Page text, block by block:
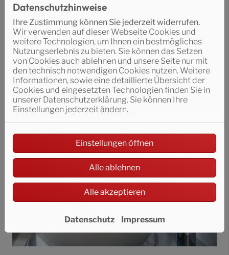
protectPLUS. Das Design spiegelt das fließende
Wasser wider, erinnert an ausgewaschene Steine an
Gebirgsbächen und überzeugt mit einer
Formensprache, die es so noch nie gegeben hat.
Viele Produkte der Designlinie VIGOUR vogue sind aus
hochwertigem Mineralguss gefertigt. Ein Werkstoff,
der nicht nur einzigartige Formenvielfalt verspricht,
sondern auch mit besonders pflegeleichten
Eigenschaften überzeugt.
Datenschutzhinweise
Ihre Zustimmung können Sie jederzeit widerrufen.
Wir verwenden auf dieser Webseite Cookies und
weitere Technologien, um Ihnen ein bestmögliches
Nutzungserlebnis zu bieten. Sie können das Setzen
von Cookies auch ablehnen und unsere Seite nur mit
den technisch notwendigen Cookies nutzen. Weitere
Informationen, sowie eine detaillierte Übersicht der
Cookies und eingesetzten Technologien finden Sie in
unserer Datenschutzerklärung. Sie können Ihre
Einstellungen jederzeit ändern.
Einstellungen öffnen
Alle ablehnen
Alle akzeptieren
Datenschutz Impressum